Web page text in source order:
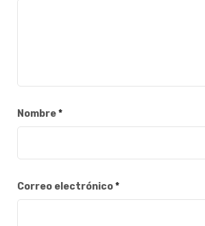
Nombre*
Correo electrónico*